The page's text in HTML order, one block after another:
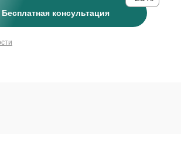
Бесплатная консультация